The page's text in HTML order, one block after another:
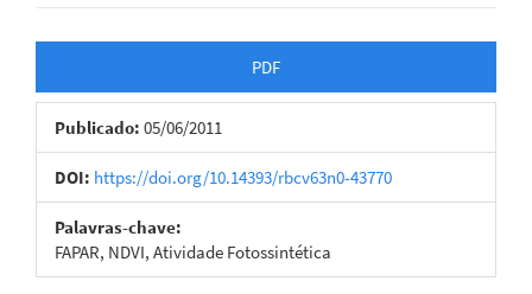
lateral
de
artigos
PDF
Publicado: 05/06/2011
DOI: https://doi.org/10.14393/rbcv63n0-43770
Palavras-chave:
FAPAR, NDVI, Atividade Fotossintética